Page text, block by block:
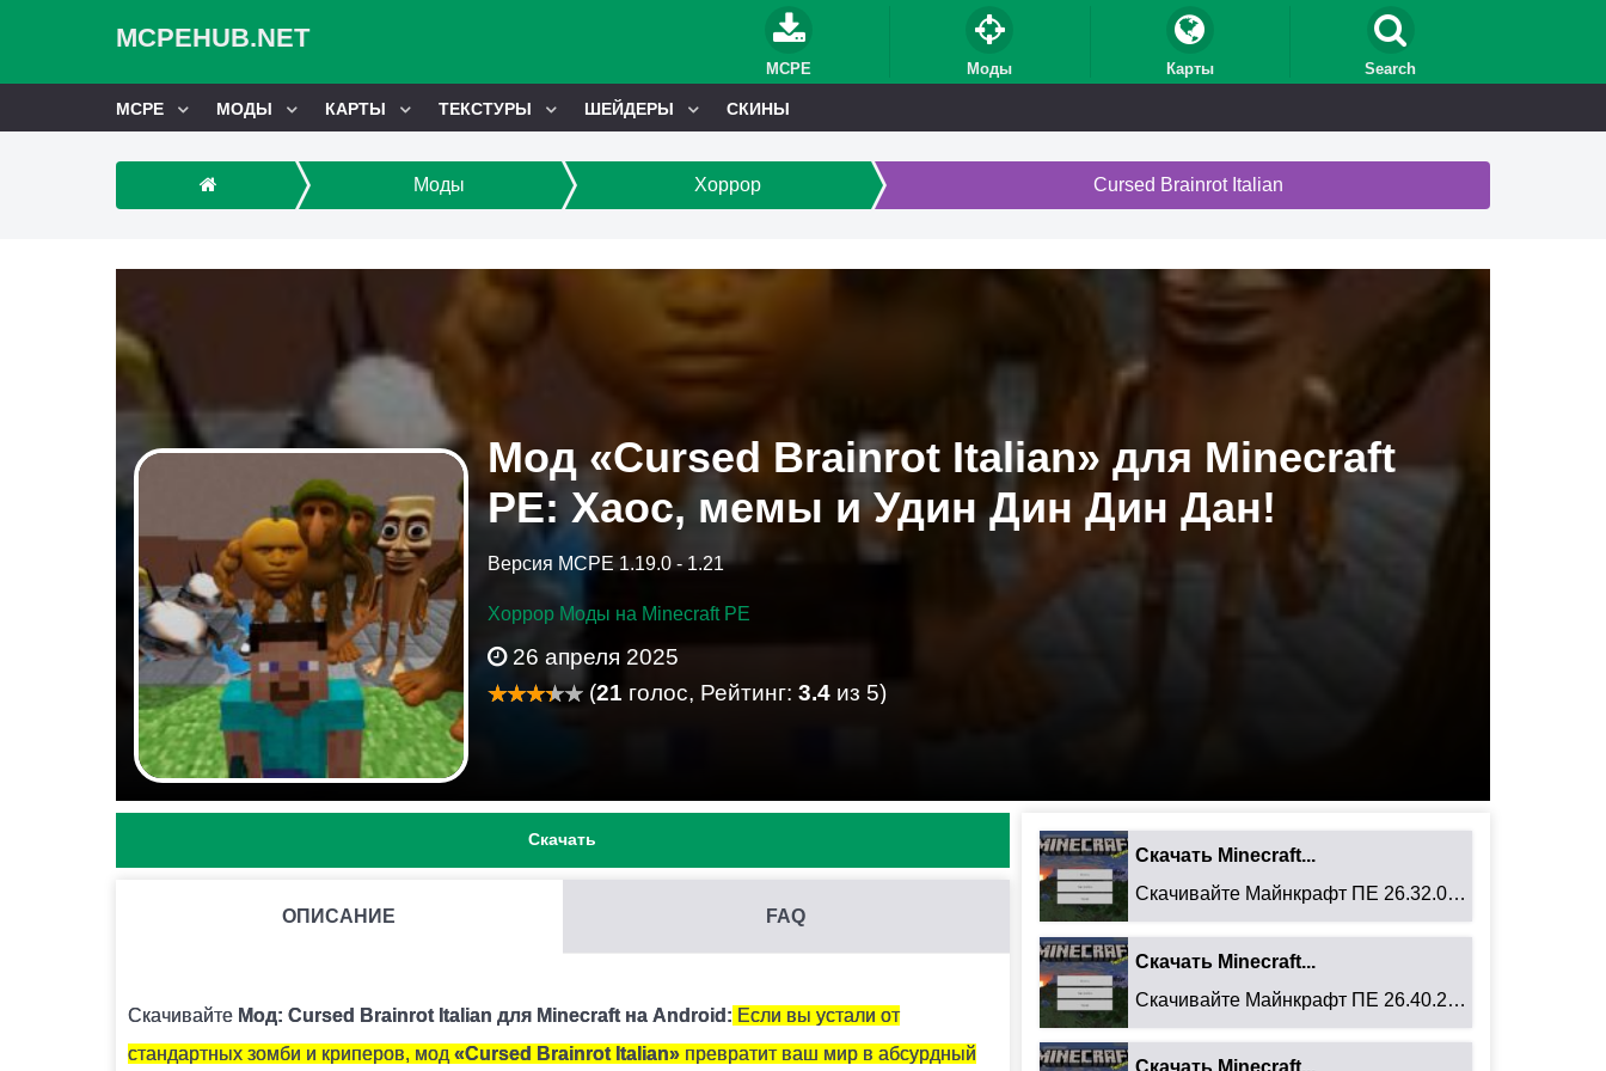
MCPEHUB.NET
MCPE Моды Карты Search
MCPE МОДЫ КАРТЫ ТЕКСТУРЫ ШЕЙДЕРЫ СКИНЫ
Моды Хоррор Cursed Brainrot Italian
Мод «Cursed Brainrot Italian» для Minecraft
PE: Хаос, мемы и Удин Дин Дин Дан!
Версия MCPE 1.19.0 - 1.21
Хоррор Моды на Minecraft PE
26 апреля 2025
(21 голос, Рейтинг: 3.4 из 5)
Скачать
ОПИСАНИЕ FAQ
Скачивайте Мод: Cursed Brainrot Italian для Minecraft на Android: Если вы устали от
стандартных зомби и криперов, мод «Cursed Brainrot Italian» превратит ваш мир в абсурдный
Скачать Minecraft...
Скачивайте Майнкрафт ПЕ 26.32.02 для Android: ...
Скачать Minecraft...
Скачивайте Майнкрафт ПЕ 26.40.27 для Android: ...
Скачать Minecraft...